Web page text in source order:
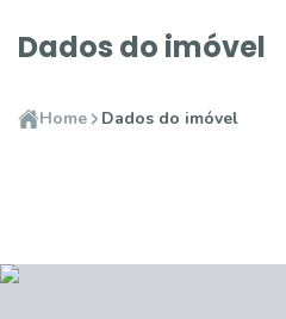
Dados do imóvel
Home Dados do imóvel